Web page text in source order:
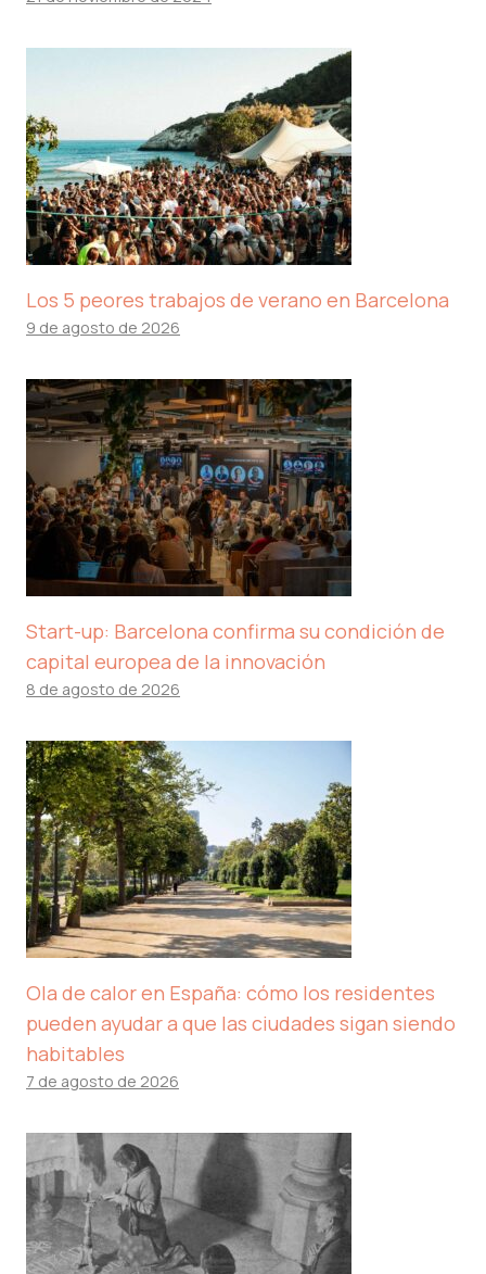
Los 5 peores trabajos de verano en Barcelona
9 de agosto de 2026
Start-up: Barcelona confirma su condición de
capital europea de la innovación
8 de agosto de 2026
Ola de calor en España: cómo los residentes
pueden ayudar a que las ciudades sigan siendo
habitables
7 de agosto de 2026